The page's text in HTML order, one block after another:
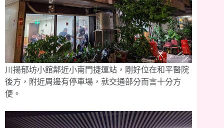
川揚郁坊小館鄰近小南門捷運站，剛好位在和平醫院
後方，附近周邊有停車場，就交通部分而言十分方
便。